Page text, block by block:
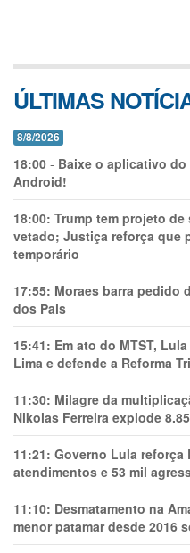
ÚLTIMAS
8/8/2026
18:00 - Baixe o aplicativo do
Android!
18:00: Trump tem projeto de
vetado; Justiça reforça que
temporário
17:55: Moraes barra pedido
dos Pais
15:41: Em ato do MTST,
Lima e defende a Reforma
11:30: Milagre da
Nikolas Ferreira explode
11:21: Governo Lula reforça
atendimentos e 53 mil
11:10: Desmatamento na
menor patamar desde 2016